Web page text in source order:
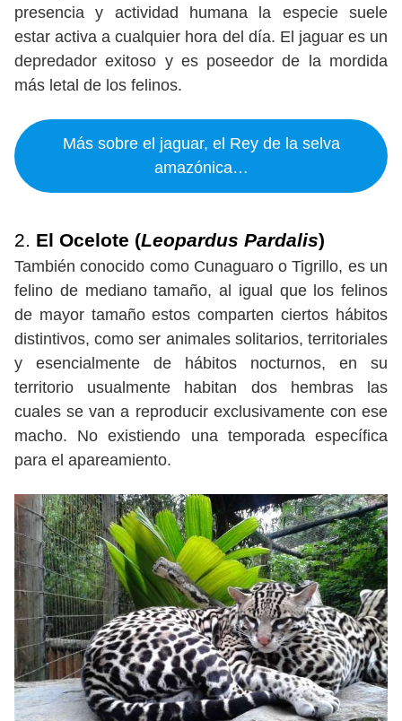
presencia y actividad humana la especie suele
estar activa a cualquier hora del día. El jaguar es un
depredador exitoso y es poseedor de la mordida
más letal de los felinos.
Más sobre el jaguar, el Rey de la selva
amazónica…
2. El Ocelote (Leopardus Pardalis)
También conocido como Cunaguaro o Tigrillo, es un
felino de mediano tamaño, al igual que los felinos
de mayor tamaño estos comparten ciertos hábitos
distintivos, como ser animales solitarios, territoriales
y esencialmente de hábitos nocturnos, en su
territorio usualmente habitan dos hembras las
cuales se van a reproducir exclusivamente con ese
macho. No existiendo una temporada específica
para el apareamiento.